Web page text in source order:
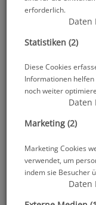
Kallweit V-Warm SFT
Fleece - Unterwäsche
& Herren #
erforderlich.
Daten
Statistiken (2)
Diese Cookies
Informationen helfen
noch weiter
Daten
Marketing (2)
Marketing Cookies
verwendet, um
indem sie Besucher
Daten